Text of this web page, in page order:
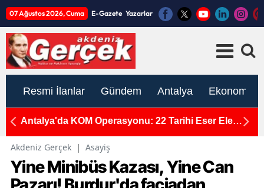
07 Ağustos 2026, Cuma E-Gazete Yazarlar
Resmi İlanlar Gündem Antalya Ekonomi
Antalya'da KOM Operasyonu: 22 Tarihi Eser Ele
Akdeniz Gerçek | Asayiş
Yine Minibüs Kazası, Yine Can